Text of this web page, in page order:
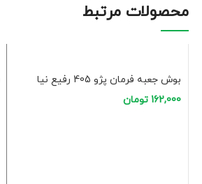
محصولات مرتبط
بوش جعبه فرمان پژو 405 رفیع نیا
162,000 تومان